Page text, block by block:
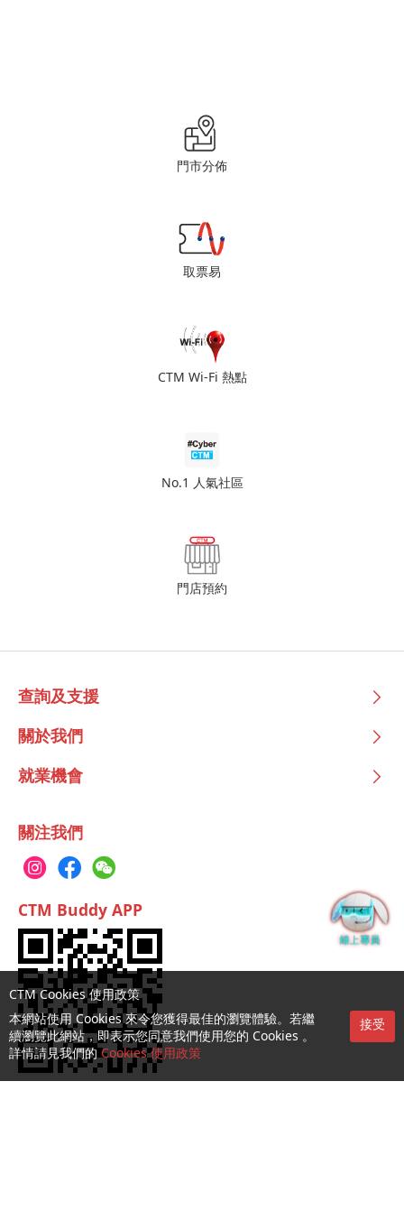
門市分佈
取票易
CTM Wi-Fi 熱點
No.1 人氣社區
門店預約
查詢及支援
關於我們
就業機會
關注我們
CTM Buddy APP
CTM Cookies 使用政策
本網站使用 Cookies 來令您獲得最佳的瀏覽體驗。若繼
續瀏覽此網站，即表示您同意我們使用您的 Cookies 。
詳情請見我們的 Cookies 使用政策
接受